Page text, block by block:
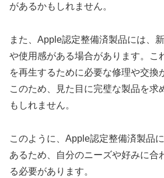
があるかもしれません。
また、Apple認定整備済製品には、
や使用感がある場合があります。こ
を再生するために必要な修理や交換
このため、見た目に完璧な製品を求
もしれません。
このように、Apple認定整備済製品
あるため、自分のニーズや好みに合
る必要があります。